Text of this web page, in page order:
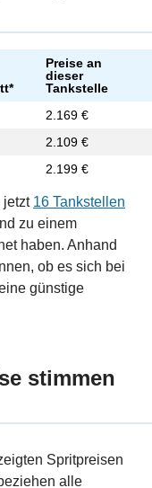
Preise an
dieser
Tankstelle
2.169 €
2.109 €
2.199 €
jetzt 16 Tankstellen
zu einem
haben. Anhand
ob es sich bei
günstige
stimmen
Spritpreisen
alle